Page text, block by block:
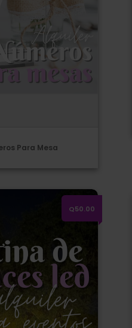
Para Mesa
led cálidas 3x3c mts
Q50.00